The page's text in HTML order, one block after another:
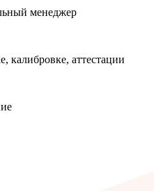
менеджер
аттестации